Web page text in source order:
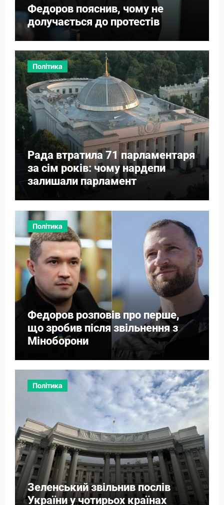
Федоров пояснив, чому не
долучається до протестів
Політика
Рада втратила 71 парламентаря
за сім років: чому нардепи
залишали парламент
Політика
Федоров розповів про перше,
що зробив після звільнення з
Міноборони
Політика
Зеленський звільнив послів
України у чотирьох країнах